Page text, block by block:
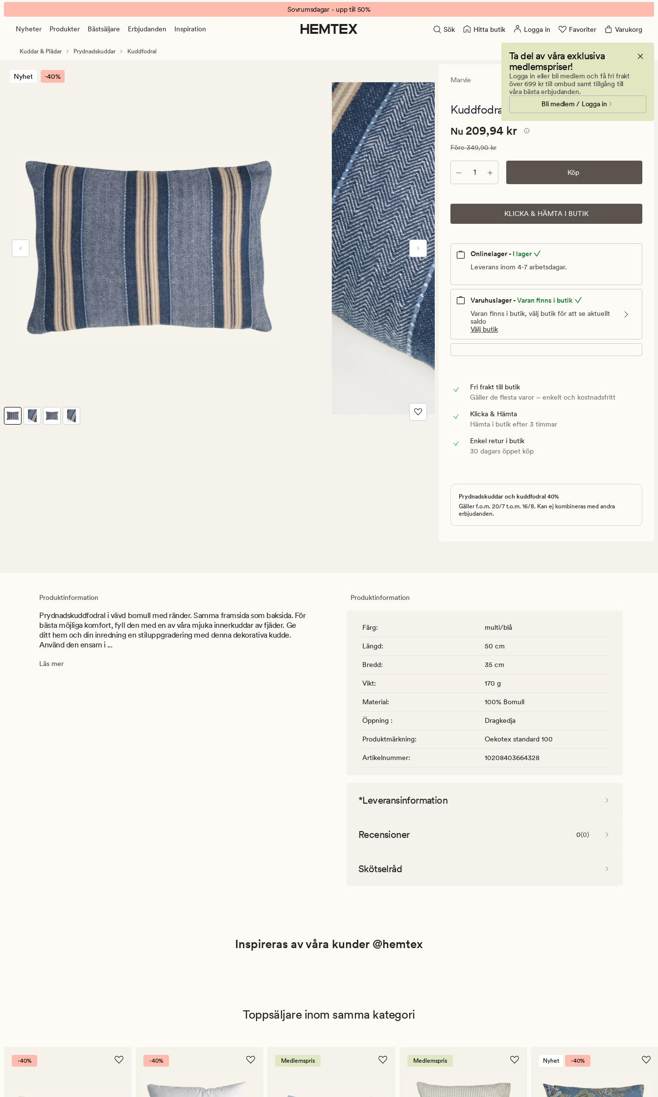
Marvie
kuddfodral
multi/blå
banner.
Klicka
ESCAPE
Sovrumsdagar - upp till 50%
Nyheter Produkter Bästsäljare Erbjudanden Inspiration Sök Hitta butik Logga in Favoriter Varukorg
Ta del av våra exklusiva
medlemspriser!
Logga in eller bli medlem och få fri frakt
över 699 kr till ombud samt tillgång till
våra bästa erbjudanden.
Bli medlem / Logga in
Kuddar & Plädar Prydnadskuddar Kuddfodral
Nyhet -40% Marvie
0
med
betyg
0
Kuddfodral multi/blå - 35x50 cm
Nuvarande
209,94
kr.
Ordinarie
pris
Nuvarande pris
Nu 209,94 kr
Ordinarie pris 349,90 kr
Före349,90 kr
Antal Köp
KLICKA & HÄMTA I BUTIK
Onlinelager - I lager
Leverans inom 4-7 arbetsdagar.
Varuhuslager -Varan finns i butik
Varan finns i butik, välj butik för att se aktuellt
saldo
Välj butik
Fri frakt till butik
Gäller de flesta varor – enkelt och kostnadsfritt
Klicka & Hämta
Hämta i butik efter 3 timmar
Enkel retur i butik
30 dagars öppet köp
Prydnadskuddar och kuddfodral 40%
Gäller f.o.m. 20/7 t.o.m. 16/8. Kan ej kombineras med andra
erbjudanden.
Produktinformation
Prydnadskuddfodral i vävd bomull med ränder. Samma framsida som baksida. För
bästa möjliga komfort, fyll den med en av våra mjuka innerkuddar av fjäder. Ge
ditt hem och din inredning en stiluppgradering med denna dekorativa kudde.
Använd den ensam i ...
Läs mer
Produktinformation
Färg: multi/blå
Längd: 50 cm
Bredd: 35 cm
Vikt: 170 g
Material: 100% Bomull
Öppning : Dragkedja
Produktmärkning: Oekotex standard 100
Artikelnummer: 10208403664328
*Leveransinformation
Recensioner 0(0)
Skötselråd
Inspireras av våra kunder @hemtex
Toppsäljare inom samma kategori
-40% -40% Medlemspris Medlemspris Nyhet -40%